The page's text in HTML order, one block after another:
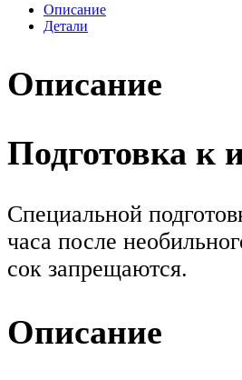
Описание
Детали
Описание
Подготовка к
Специальной
часа после
сок запрещаются.
Описание